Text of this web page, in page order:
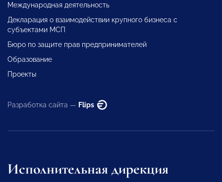
Международная деятельность
Декларация о взаимодействии крупного бизнеса с
субъектами МСП
Бюро по защите прав предпринимателей
Образование
Проекты
Разработка сайта — Flips
Исполнительная дирекция